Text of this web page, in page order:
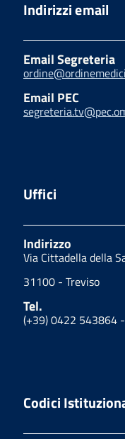
Indirizzi email
Email Segreteria
Email PEC
Uffici
Indirizzo
Via Cittadella della
31100 - Treviso
Tel.
(+39) 0422 543864
Codici